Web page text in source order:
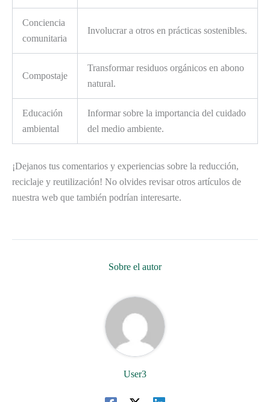
Conciencia
comunitaria
Involucrar a otros en prácticas sostenibles.
Compostaje
Transformar residuos orgánicos en abono
natural.
Educación
ambiental
Informar sobre la importancia del cuidado
del medio ambiente.
¡Dejanos tus comentarios y experiencias sobre la reducción,
reciclaje y reutilización! No olvides revisar otros artículos de
nuestra web que también podrían interesarte.
Sobre el autor
User3